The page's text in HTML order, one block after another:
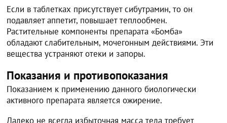
Если в таблетках присутствует сибутрамин, то он
подавляет аппетит, повышает теплообмен.
Растительные компоненты препарата «Бомба»
обладают слабительным, мочегонным действиями. Эти
вещества устраняют отеки и запоры.
Показания и противопоказания
Показанием к применению данного биологически
активного препарата является ожирение.
Далеко не всегда избыточная масса тела требует